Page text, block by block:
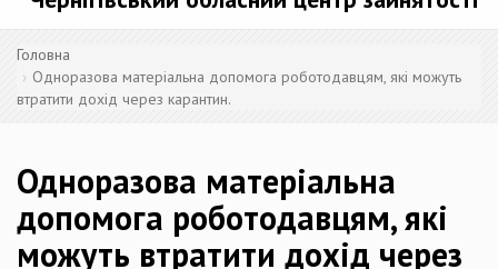
Головна
Одноразова матеріальна допомога роботодавцям, які можуть
втратити дохід через карантин.
Одноразова матеріальна
допомога роботодавцям, які
можуть втратити дохід через